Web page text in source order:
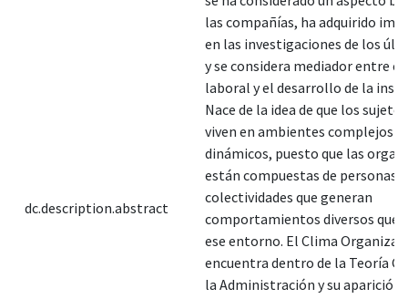
dc.description.abstract
las compañías, ha adquirido
en las investigaciones de los
y se considera mediador entre
laboral y el desarrollo de la
Nace de la idea de que los
viven en ambientes complejos y
dinámicos, puesto que las
están compuestas de personas,
colectividades que generan
comportamientos diversos que
ese entorno. El Clima
encuentra dentro de la Teoría
la Administración y su aparición